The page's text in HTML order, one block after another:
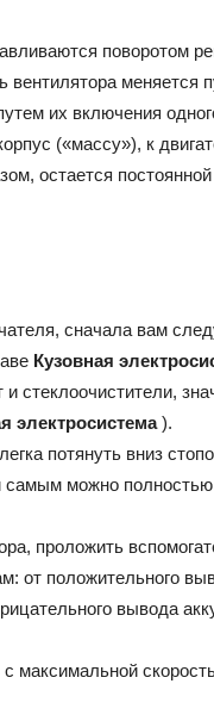
ВАЗ
поворотом
вентилятора меняется
их включения
(«массу»), к
остается
сначала вам
Кузовная
стеклоочистители,
электросистема).
потянуть вниз
можно полностью
проложить
от положительного
вывода
с максимальной